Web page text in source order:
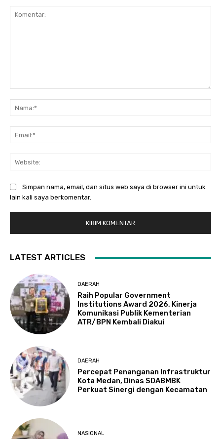
Simpan nama, email, dan situs web saya di browser ini untuk
lain kali saya berkomentar.
LATEST ARTICLES
DAERAH
Raih Popular Government
Institutions Award 2026, Kinerja
Komunikasi Publik Kementerian
ATR/BPN Kembali Diakui
DAERAH
Percepat Penanganan Infrastruktur
Kota Medan, Dinas SDABMBK
Perkuat Sinergi dengan Kecamatan
NASIONAL